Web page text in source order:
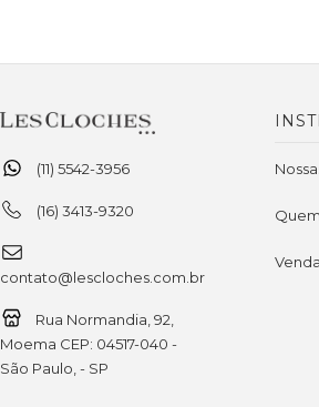
(11) 5542-3956
(16) 3413-9320
contato@lescloches.com.br
Rua Normandia, 92,
Moema CEP: 04517-040 -
São Paulo, - SP